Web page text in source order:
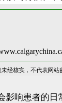
经核实，不代表网站
影响患者的